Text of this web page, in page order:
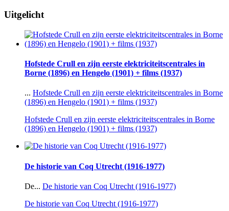
Uitgelicht
Hofstede Crull en zijn eerste elektriciteitscentrales in
Borne (1896) en Hengelo (1901) + films (1937)
... Hofstede Crull en zijn eerste elektriciteitscentrales in Borne
(1896) en Hengelo (1901) + films (1937)
Hofstede Crull en zijn eerste elektriciteitscentrales in Borne
(1896) en Hengelo (1901) + films (1937)
De historie van Coq Utrecht (1916-1977)
De... De historie van Coq Utrecht (1916-1977)
De historie van Coq Utrecht (1916-1977)